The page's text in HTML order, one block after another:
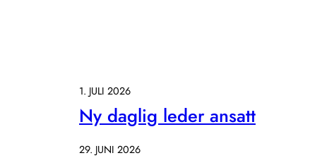
1. JULI 2026
Ny daglig leder ansatt
29. JUNI 2026